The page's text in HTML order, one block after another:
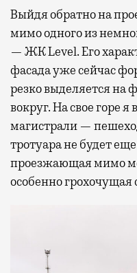
Выйдя обратно на
мимо одного из
— ЖК Level. Его
фасада уже сейчас
резко выделяется на
вокруг. На свое горе
магистрали —
тротуара не будет
проезжающая мимо
особенно грохочущая